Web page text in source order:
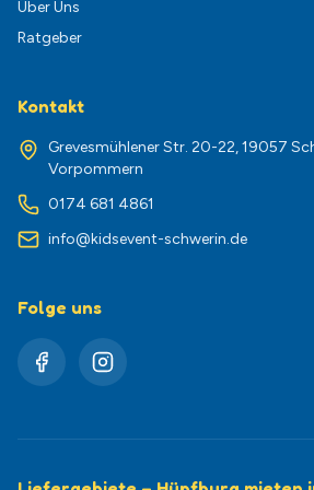
Über Uns
Ratgeber
Kontakt
Grevesmühlener Str. 20-22, 19057
Vorpommern
0174 681 4861
info@kidsevent-schwerin.de
Folge uns